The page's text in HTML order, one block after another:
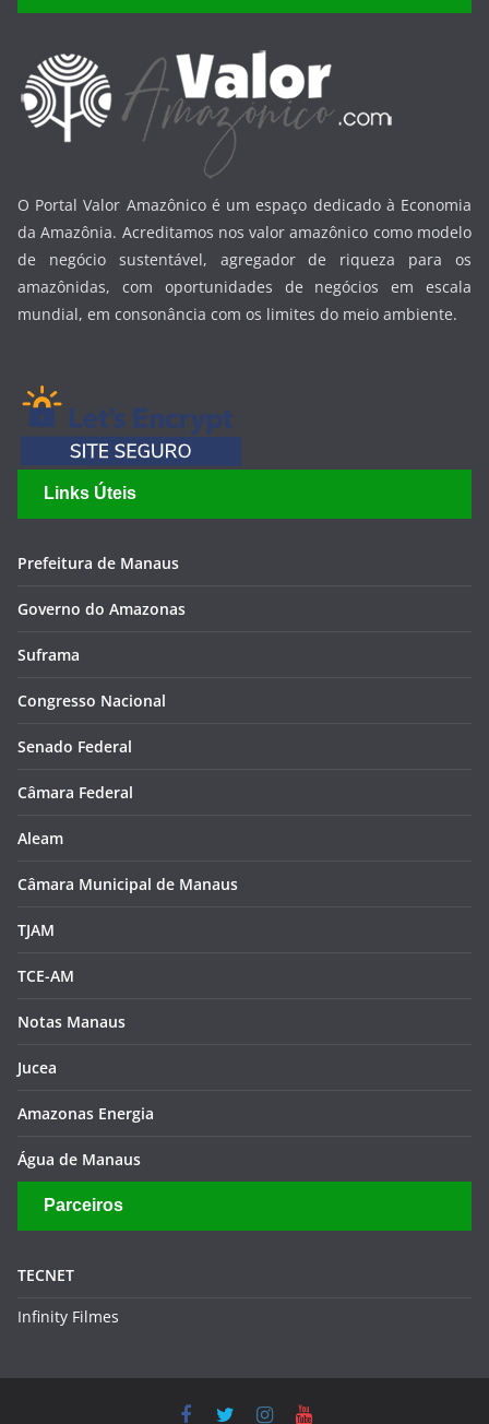
O Portal Valor Amazônico é um espaço dedicado à Economia
da Amazônia. Acreditamos nos valor amazônico como modelo
de negócio sustentável, agregador de riqueza para os
amazônidas, com oportunidades de negócios em escala
mundial, em consonância com os limites do meio ambiente.
Links Úteis
Prefeitura de Manaus
Governo do Amazonas
Suframa
Congresso Nacional
Senado Federal
Câmara Federal
Aleam
Câmara Municipal de Manaus
TJAM
TCE-AM
Notas Manaus
Jucea
Amazonas Energia
Água de Manaus
Parceiros
TECNET
Infinity Filmes